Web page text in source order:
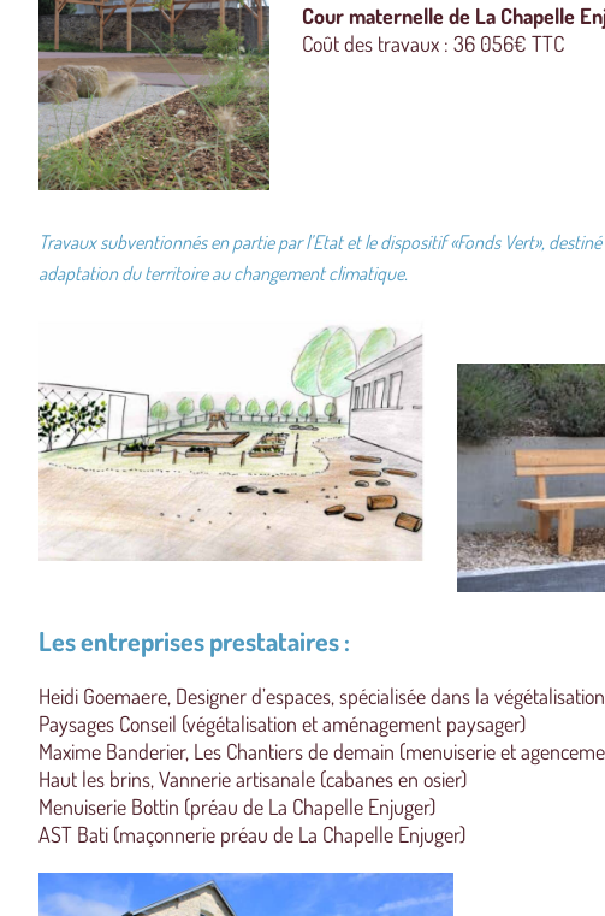
Cour maternelle de La Chapelle
Coût des travaux : 36 056€ TTC
Travaux subventionnés en partie par l’Etat et le dispositif «Fonds Vert»,
adaptation du territoire au changement climatique.
Les entreprises prestataires :
Heidi Goemaere, Designer d’espaces, spécialisée dans la
Paysages Conseil (végétalisation et aménagement paysager)
Maxime Banderier, Les Chantiers de demain (menuiserie et
Haut les brins, Vannerie artisanale (cabanes en osier)
Menuiserie Bottin (préau de La Chapelle Enjuger)
AST Bati (maçonnerie préau de La Chapelle Enjuger)